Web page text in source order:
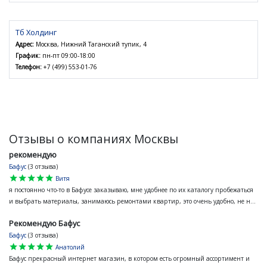
Тб Холдинг
Адрес: Москва, Нижний Таганский тупик, 4
График: пн-пт 09:00-18:00
Телефон: +7 (499) 553-01-76
Отзывы о компаниях Москвы
рекомендую
Бафус (3 отзыва)
star
star
star
star
star
Витя
я постоянно что-то в Бафусе заказываю, мне удобнее по их каталогу пробежаться
и выбрать материалы, занимаюсь ремонтами квартир, это очень удобно, не н...
Рекомендую Бафус
Бафус (3 отзыва)
star
star
star
star
star
Анатолий
Бафус прекрасный интернет магазин, в котором есть огромный ассортимент и